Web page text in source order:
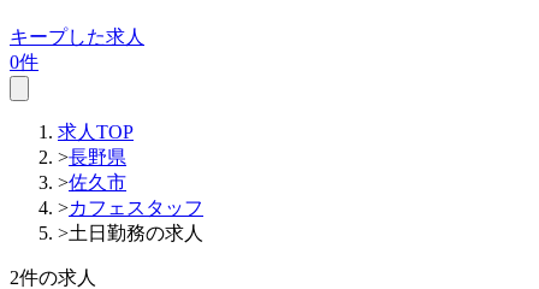
キープした求人
0件
求人TOP
>長野県
>佐久市
>カフェスタッフ
>土日勤務の求人
2件の求人